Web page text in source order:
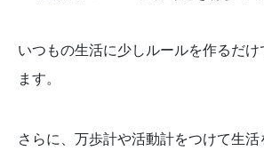
いつもの生活に少しルールを作るだけ
ます。
さらに、万歩計や活動計をつけて生